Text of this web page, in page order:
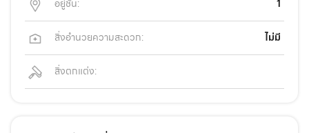
อยู่ชั้น: 1
สิ่งอำนวยความสะดวก: ไม่มี
สิ่งตกแต่ง: